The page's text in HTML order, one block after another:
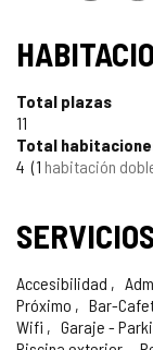
cuadernos
Total plazas
11
Total
4
1 habitación
Accesibilidad
Próximo
Bar-
Wifi
Garaje -